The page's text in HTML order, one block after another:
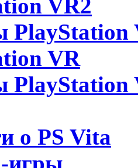
VR2
PlayStation
VR
PlayStation
о PS Vita